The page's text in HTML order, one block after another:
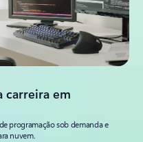
carreira em
programação sob demanda e
nuvem.